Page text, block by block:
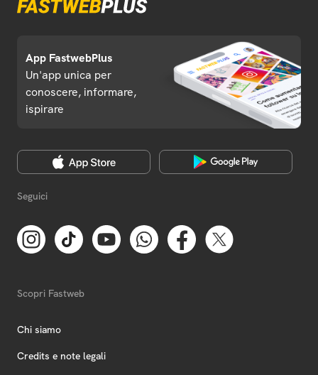
App FastwebPlus
Un'app unica per
conoscere, informare,
ispirare
Seguici
Scopri Fastweb
Chi siamo
Credits e note legali